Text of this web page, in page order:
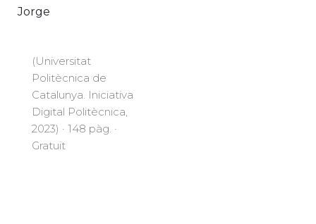
Jorge
(Universitat
Politècnica de
Catalunya. Iniciativa
Digital Politècnica,
2023) · 148 pàg. ·
Gratuït